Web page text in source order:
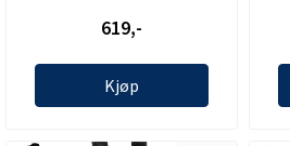
619,-
Kjøp